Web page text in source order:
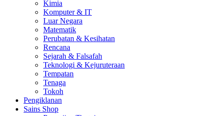
Kimia
Komputer & IT
Luar Negara
Matematik
Perubatan & Kesihatan
Rencana
Sejarah & Falsafah
Teknologi & Kejuruteraan
Tempatan
Tenaga
Tokoh
Pengiklanan
Sains Shop